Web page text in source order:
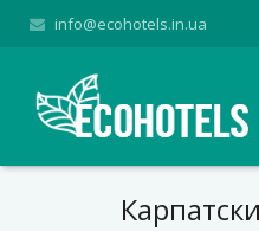
info@ecohotels.in.ua